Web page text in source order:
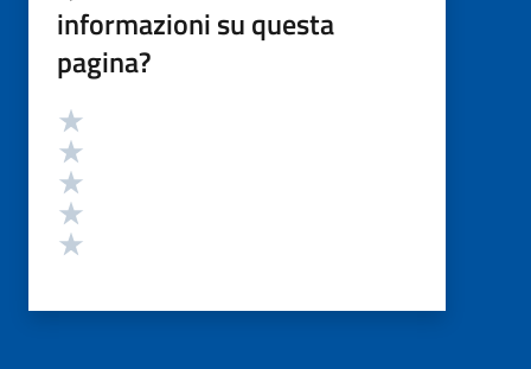
informazioni su questa
pagina?
Valutazione